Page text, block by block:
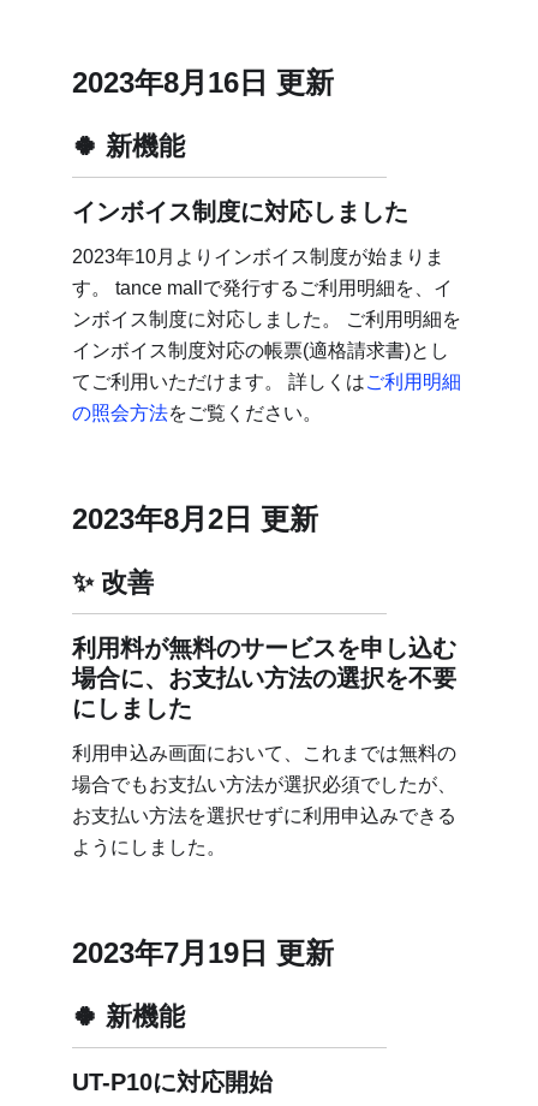
2023年8月16日 更新
新機能
インボイス制度に対応しました
2023年10月よりインボイス制度が始まりま
す。 tance mallで発行するご利用明細を、イ
ンボイス制度に対応しました。 ご利用明細を
インボイス制度対応の帳票(適格請求書)とし
てご利用いただけます。 詳しくはご利用明細
の照会方法をご覧ください。
2023年8月2日 更新
改善
利用料が無料のサービスを申し込む
場合に、お支払い方法の選択を不要
にしました
利用申込み画面において、これまでは無料の
場合でもお支払い方法が選択必須でしたが、
お支払い方法を選択せずに利用申込みできる
ようにしました。
2023年7月19日 更新
新機能
UT-P10に対応開始